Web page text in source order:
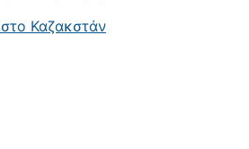
Καζακστάν